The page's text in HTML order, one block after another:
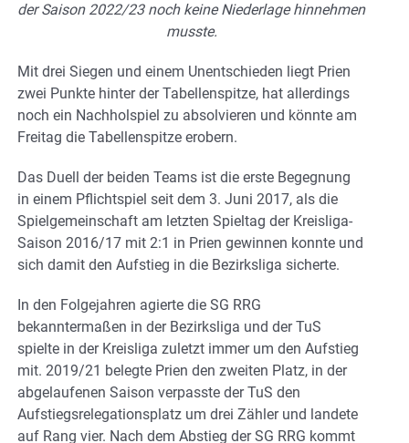
der Saison 2022/23 noch keine Niederlage hinnehmen
musste.
Mit drei Siegen und einem Unentschieden liegt Prien
zwei Punkte hinter der Tabellenspitze, hat allerdings
noch ein Nachholspiel zu absolvieren und könnte am
Freitag die Tabellenspitze erobern.
Das Duell der beiden Teams ist die erste Begegnung
in einem Pflichtspiel seit dem 3. Juni 2017, als die
Spielgemeinschaft am letzten Spieltag der Kreisliga-
Saison 2016/17 mit 2:1 in Prien gewinnen konnte und
sich damit den Aufstieg in die Bezirksliga sicherte.
In den Folgejahren agierte die SG RRG
bekanntermaßen in der Bezirksliga und der TuS
spielte in der Kreisliga zuletzt immer um den Aufstieg
mit. 2019/21 belegte Prien den zweiten Platz, in der
abgelaufenen Saison verpasste der TuS den
Aufstiegsrelegationsplatz um drei Zähler und landete
auf Rang vier. Nach dem Abstieg der SG RRG kommt